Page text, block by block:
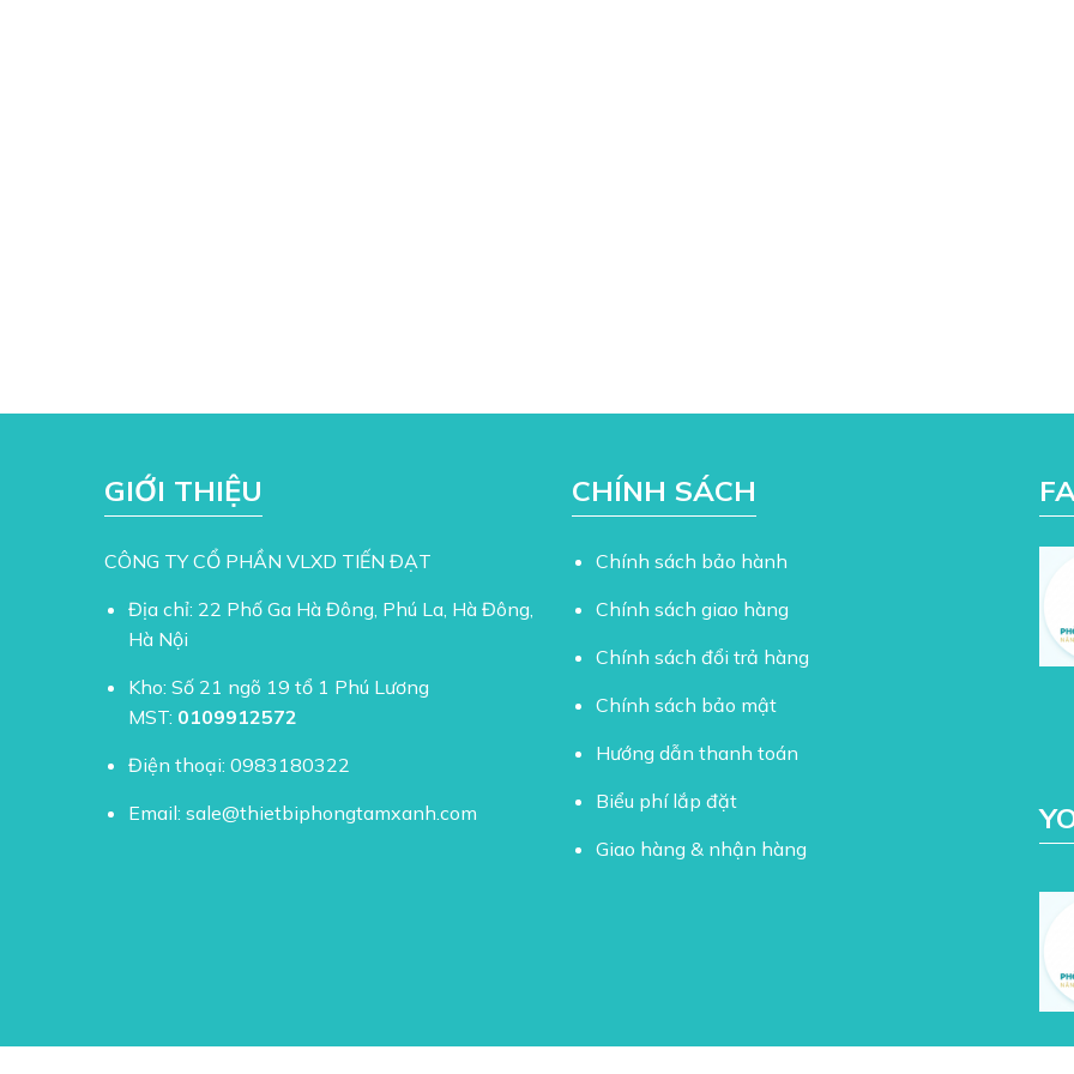
GIỚI THIỆU
CÔNG TY CỔ PHẦN VLXD TIẾN ĐẠT
Địa chỉ: 22 Phố Ga Hà Đông, Phú La, Hà Đông,
Hà Nội
Kho: Số 21 ngõ 19 tổ 1 Phú Lương
MST: 0109912572
Điện thoại: 0983180322
Email: sale@thietbiphongtamxanh.com
CHÍNH SÁCH
Chính sách bảo hành
Chính sách giao hàng
Chính sách đổi trả hàng
Chính sách bảo mật
Hướng dẫn thanh toán
Biểu phí lắp đặt
Giao hàng & nhận hàng